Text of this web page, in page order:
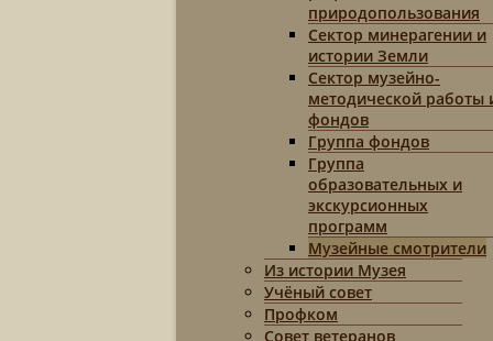
природопользования
Сектор минерагении и
истории Земли
Сектор музейно-
методической работы
фондов
Группа фондов
Группа
образовательных и
экскурсионных
программ
Музейные смотрители
Из истории Музея
Учёный совет
Профком
Совет ветеранов